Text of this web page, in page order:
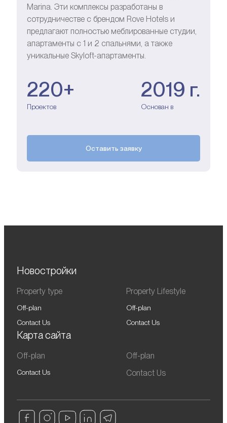
Marina. Эти комплексы разработаны в
сотрудничестве с брендом Rove Hotels и
предлагают полностью меблированные студии,
апартаменты с 1 и 2 спальнями, а также
уникальные Skyloft-апартаменты.
220+
Проектов
2019 г.
Основан в
Оставить заявку
Новостройки
Property type
Off-plan
Contact Us
Property Lifestyle
Off-plan
Contact Us
Карта сайта
Off-plan
Contact Us
Off-plan
Contact Us